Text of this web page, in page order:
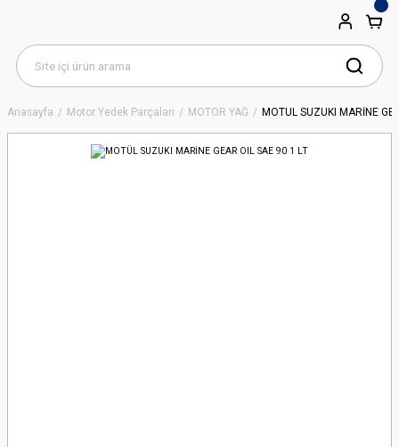
Anasayfa Motor Yedek Parçaları MOTOR YAĞ MOTÜL SUZUKI MARİNE